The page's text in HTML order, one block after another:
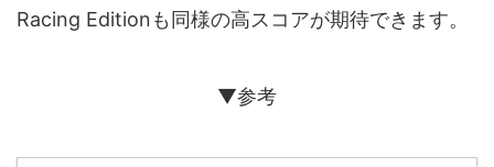
Racing Editionも同様の高スコアが期待できます。
▼参考